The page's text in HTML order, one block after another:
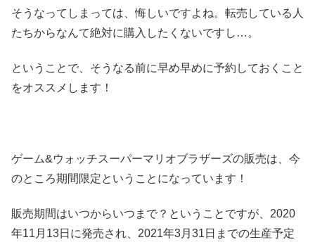
そうなってしまっては、悔しいですよね。転売している人
たちからなんて絶対に購入したくないですし…。
ということで、そうなる前に早め早めに予約しておくこと
をオススメします！
ゲーム&ウォッチスーパーマリオブラザーズの販売は、今
のところ期間限定ということになっています！
販売期間はいつからいつまで？ということですが、2020
年11月13日に発売され、2021年3月31日までの生産予定